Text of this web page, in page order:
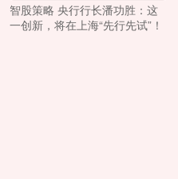
智股策略 央行行长潘功胜：这
一创新，将在上海“先行先试”！